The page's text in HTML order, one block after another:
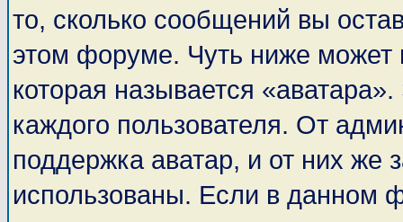
то, сколько сообщений вы
этом форуме. Чуть ниже может
которая называется
каждого пользователя. От
поддержка аватар, и от них же
использованы. Если в данном